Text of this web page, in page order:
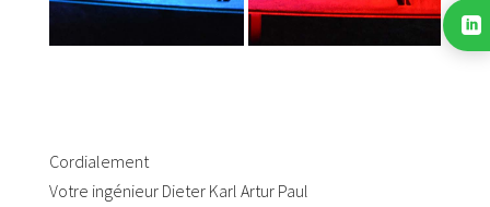
Cordialement
Votre ingénieur Dieter Karl Artur Paul
